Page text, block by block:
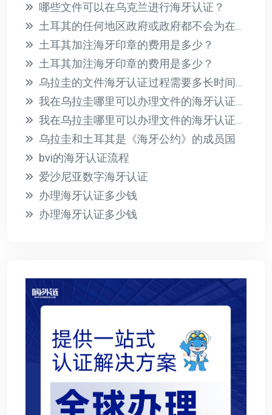
哪些文件可以在乌克兰进行海牙认证？
土耳其的任何地区政府或政府都不会为在国外收到的文件提供海牙认证
土耳其加注海牙印章的费用是多少？
土耳其加注海牙印章的费用是多少？
乌拉圭的文件海牙认证过程需要多长时间？此过程的相关费用是多少？
我在乌拉圭哪里可以办理文件的海牙认证？有哪些必要的要求？
我在乌拉圭哪里可以办理文件的海牙认证？有哪些必要的要求？
乌拉圭和土耳其是《海牙公约》的成员国
bvi的海牙认证流程
爱沙尼亚数字海牙认证
办理海牙认证多少钱
办理海牙认证多少钱